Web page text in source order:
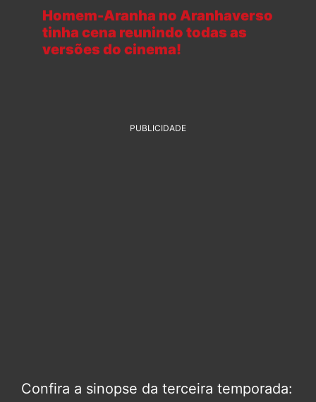
Homem-Aranha no Aranhaverso
tinha cena reunindo todas as
versões do cinema!
PUBLICIDADE
Confira a sinopse da terceira temporada: